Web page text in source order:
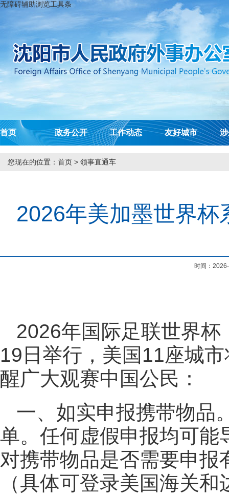
无障碍辅助浏览工具条
首页 政务公开 工作动态 友好城市
您现在的位置： 首页 > 领事直通车
2026年美加墨世界
时间：
2026年国际足联世界
19日举行，美国11座城
醒广大观赛中国公民：
一、如实申报携带物品
单。任何虚假申报均可能
对携带物品是否需要申
（具体可登录美国海关